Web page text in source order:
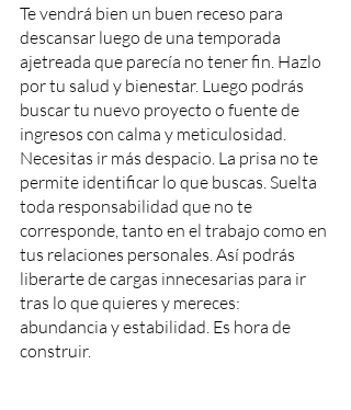
Te vendrá bien un buen receso para
descansar luego de una temporada
ajetreada que parecía no tener fin. Hazlo
por tu salud y bienestar. Luego podrás
buscar tu nuevo proyecto o fuente de
ingresos con calma y meticulosidad.
Necesitas ir más despacio. La prisa no te
permite identificar lo que buscas. Suelta
toda responsabilidad que no te
corresponde, tanto en el trabajo como en
tus relaciones personales. Así podrás
liberarte de cargas innecesarias para ir
tras lo que quieres y mereces:
abundancia y estabilidad. Es hora de
construir.